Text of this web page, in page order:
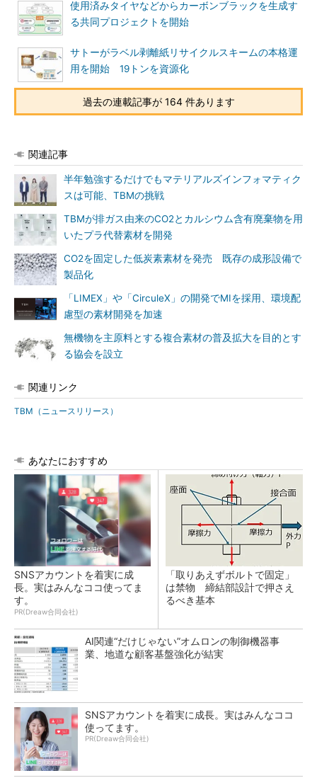
使用済みタイヤなどからカーボンブラックを生成す
る共同プロジェクトを開始
サトーがラベル剥離紙リサイクルスキームの本格運
用を開始 19トンを資源化
過去の連載記事が 164 件あります
関連記事
半年勉強するだけでもマテリアルズインフォマティク
スは可能、TBMの挑戦
TBMが排ガス由来のCO2とカルシウム含有廃棄物を用
いたプラ代替素材を開発
CO2を固定した低炭素素材を発売 既存の成形設備で
製品化
「LIMEX」や「CirculeX」の開発でMIを採用、環境配
慮型の素材開発を加速
無機物を主原料とする複合素材の普及拡大を目的とす
る協会を設立
関連リンク
TBM（ニュースリリース）
あなたにおすすめ
SNSアカウントを着実に成
長。実はみんなココ使ってま
す。
PR(Dreaw合同会社)
「取りあえずボルトで固定」
は禁物 締結部設計で押さえ
るべき基本
AI関連“だけじゃない”オムロンの制御機器事
業、地道な顧客基盤強化が結実
SNSアカウントを着実に成長。実はみんなココ
使ってます。
PR(Dreaw合同会社)